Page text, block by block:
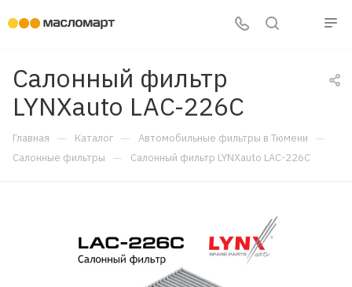
Салонный фильтр
LYNXauto LAC-226C
Главная — Каталог — Автомобильные фильтры в Тюмени —
Салонные фильтры — Салонный фильтр LYNXauto LAC-226C